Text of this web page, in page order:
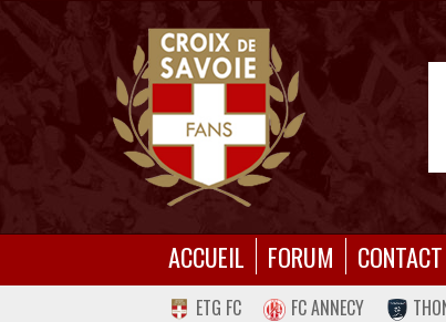
ACCUEIL FORUM CONTACT
ETG FC FC ANNECY